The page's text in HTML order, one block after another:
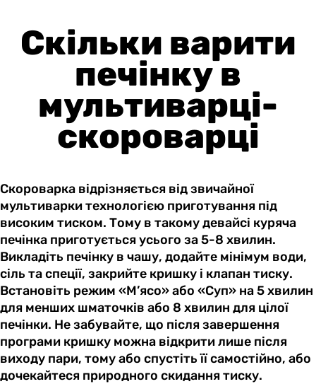
Скільки варити
печінку в
мультиварці-
скороварці
Скороварка відрізняється від звичайної
мультиварки технологією приготування під
високим тиском. Тому в такому девайсі куряча
печінка приготується усього за 5-8 хвилин.
Викладіть печінку в чашу, додайте мінімум води,
сіль та спеції, закрийте кришку і клапан тиску.
Встановіть режим «М’ясо» або «Суп» на 5 хвилин
для менших шматочків або 8 хвилин для цілої
печінки. Не забувайте, що після завершення
програми кришку можна відкрити лише після
виходу пари, тому або спустіть її самостійно, або
дочекайтеся природного скидання тиску.